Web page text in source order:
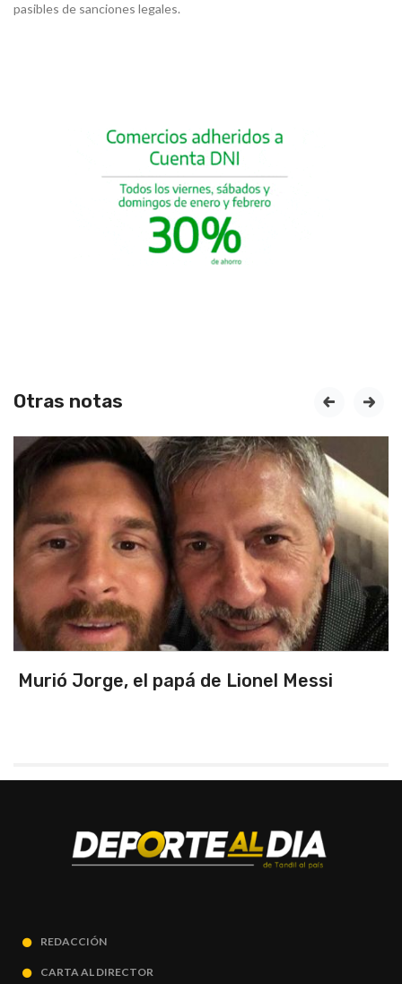
pasibles de sanciones legales.
Otras notas
Jorge, el papá de Lionel Messi
prev next
REDACCIÓN
CARTA AL DIRECTOR